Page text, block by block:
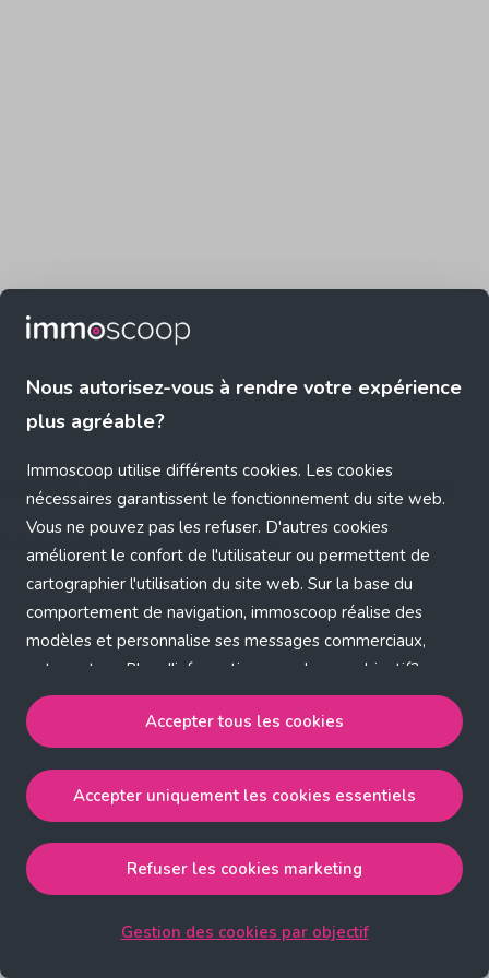
Nous autorisez-vous à rendre votre expérience
plus agréable?
Immoscoop utilise différents cookies. Les cookies
nécessaires garantissent le fonctionnement du site web.
Vous ne pouvez pas les refuser. D'autres cookies
améliorent le confort de l'utilisateur ou permettent de
cartographier l'utilisation du site web. Sur la base du
comportement de navigation, immoscoop réalise des
modèles et personnalise ses messages commerciaux,
entre autres. Plus d'informations sur chaque objectif?
Cliquez sur 'Gestion des cookies par objectif'.
Notre politique de cookies
Accepter tous les cookies
strictement nécessaires, performance, fonctionnalité et
publicité ciblée.
Accepter uniquement les cookies essentielsaccepte
les cookies strictement nécessaires.
Accepter tous les cookies
Accepter uniquement les cookies essentiels
Refuser les cookies marketing
Gestion des cookies par objectif
Application error: a client-side exception has occurred (see the
browser console for more information)